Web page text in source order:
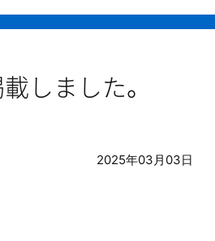
しました。
2025年03月03日